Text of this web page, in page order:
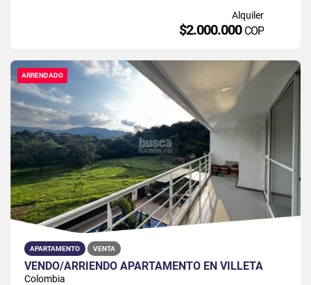
Alquiler
$2.000.000 COP
ARRENDADO
APARTAMENTO VENTA
VENDO/ARRIENDO APARTAMENTO EN VILLETA
Colombia